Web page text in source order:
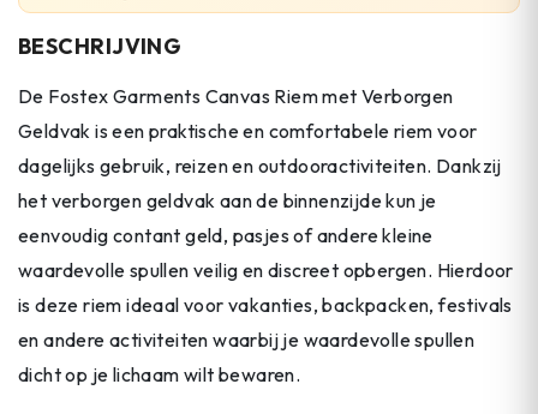
BESCHRIJVING
De Fostex Garments Canvas Riem met Verborgen
Geldvak is een praktische en comfortabele riem voor
dagelijks gebruik, reizen en outdooractiviteiten. Dankzij
het verborgen geldvak aan de binnenzijde kun je
eenvoudig contant geld, pasjes of andere kleine
waardevolle spullen veilig en discreet opbergen. Hierdoor
is deze riem ideaal voor vakanties, backpacken, festivals
en andere activiteiten waarbij je waardevolle spullen
dicht op je lichaam wilt bewaren.